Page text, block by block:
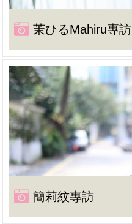
茉ひるMahiru專訪
簡莉紋專訪